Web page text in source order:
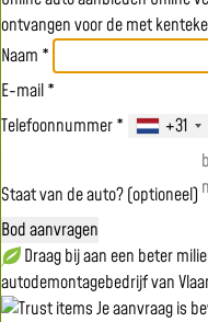
ontvangen voor demet
Naam *
E-mail *
Telefoonnummer *
+31
Staat van de auto? (optioneel)
Bod aanvragen
Draag bij aan een beter
autodemontagebedrijf van
Je aanvraag is